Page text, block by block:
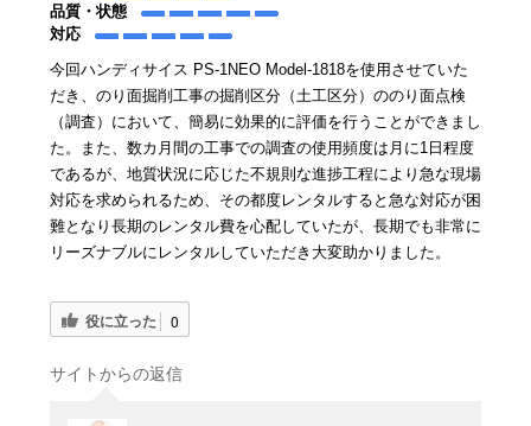
品質・状態
対応
今回ハンディサイス PS-1NEO Model-1818を使用させていた
だき、のり面掘削工事の掘削区分（土工区分）ののり面点検
（調査）において、簡易に効果的に評価を行うことができまし
た。また、数カ月間の工事での調査の使用頻度は月に1日程度
であるが、地質状況に応じた不規則な進捗工程により急な現場
対応を求められるため、その都度レンタルすると急な対応が困
難となり長期のレンタル費を心配していたが、長期でも非常に
リーズナブルにレンタルしていただき大変助かりました。
役に立った 0
サイトからの返信